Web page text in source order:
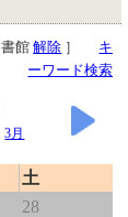
書館解除 ］
キ
ーワード検索
3月
土
28